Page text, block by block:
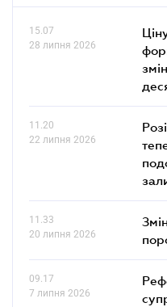
15.07
28 липня 2026
11.20
22 липня 2026
11.33
20 липня 2026
09.17
7 липня 2026